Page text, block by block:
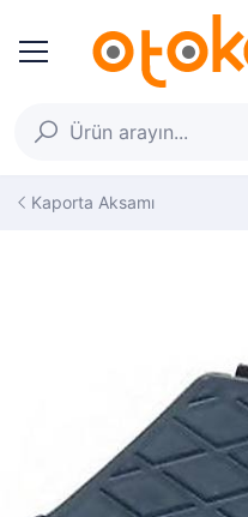
Kaporta Aksamı